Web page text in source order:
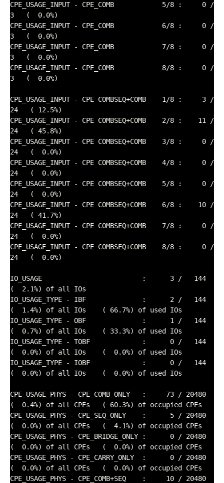
CPE_USAGE_INPUT - CPE_COMB            5/8 :     0 /
3   (  0.0%)
CPE_USAGE_INPUT - CPE_COMB            6/8 :     0 /
3   (  0.0%)
CPE_USAGE_INPUT - CPE_COMB            7/8 :     0 /
3   (  0.0%)
CPE_USAGE_INPUT - CPE_COMB            8/8 :     0 /
3   (  0.0%)
CPE_USAGE_INPUT - CPE COMBSEQ+COMB    1/8 :     3 /
24   ( 12.5%)
CPE_USAGE_INPUT - CPE COMBSEQ+COMB    2/8 :    11 /
24   ( 45.8%)
CPE_USAGE_INPUT - CPE COMBSEQ+COMB    3/8 :     0 /
24   (  0.0%)
CPE_USAGE_INPUT - CPE COMBSEQ+COMB    4/8 :     0 /
24   (  0.0%)
CPE_USAGE_INPUT - CPE COMBSEQ+COMB    5/8 :     0 /
24   (  0.0%)
CPE_USAGE_INPUT - CPE COMBSEQ+COMB    6/8 :    10 /
24   ( 41.7%)
CPE_USAGE_INPUT - CPE COMBSEQ+COMB    7/8 :     0 /
24   (  0.0%)
CPE_USAGE_INPUT - CPE COMBSEQ+COMB    8/8 :     0 /
24   (  0.0%)
IO_USAGE                         :      3 /   144
(  2.1%) of all IOs
IO_USAGE_TYPE - IBF              :      2 /   144
(  1.4%) of all IOs    ( 66.7%) of used IOs
IO_USAGE_TYPE - OBF              :      1 /   144
(  0.7%) of all IOs    ( 33.3%) of used IOs
IO_USAGE_TYPE - TOBF             :      0 /   144
(  0.0%) of all IOs    (  0.0%) of used IOs
IO_USAGE_TYPE - IOBF             :      0 /   144
(  0.0%) of all IOs    (  0.0%) of used IOs
CPE_USAGE_PHYS - CPE_COMB_ONLY   :     73 / 20480
(  0.4%) of all CPEs   ( 60.3%) of occupied CPEs
CPE_USAGE_PHYS - CPE_SEQ_ONLY    :      5 / 20480
(  0.0%) of all CPEs   (  4.1%) of occupied CPEs
CPE_USAGE_PHYS - CPE_BRIDGE_ONLY :      0 / 20480
(  0.0%) of all CPEs   (  0.0%) of occupied CPEs
CPE_USAGE_PHYS - CPE_CARRY_ONLY  :      0 / 20480
(  0.0%) of all CPEs   (  0.0%) of occupied CPEs
CPE_USAGE_PHYS - CPE_COMB+SEQ    :     10 / 20480